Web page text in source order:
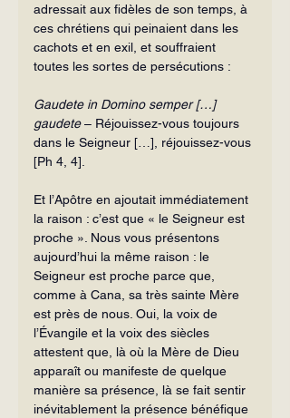
adressait aux fidèles de son temps, à
ces chrétiens qui peinaient dans les
cachots et en exil, et souffraient
toutes les sortes de persécutions :
Gaudete in Domino semper […]
gaudete – Réjouissez-vous toujours
dans le Seigneur […], réjouissez-vous
[Ph 4, 4].
Et l’Apôtre en ajoutait immédiatement
la raison : c’est que « le Seigneur est
proche ». Nous vous présentons
aujourd’hui la même raison : le
Seigneur est proche parce que,
comme à Cana, sa très sainte Mère
est près de nous. Oui, la voix de
l’Évangile et la voix des siècles
attestent que, là où la Mère de Dieu
ap­paraît ou manifeste de quelque
manière sa présence, là se fait sentir
inévitable­ment la présence bénéfique